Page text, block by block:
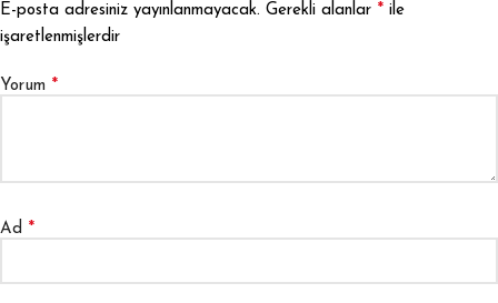
E-posta adresiniz yayınlanmayacak. Gerekli alanlar * ile
işaretlenmişlerdir
Yorum *
Ad *